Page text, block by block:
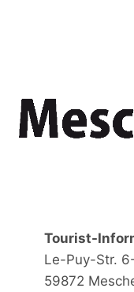
Tourist-
Le-Puy-Str.
59872